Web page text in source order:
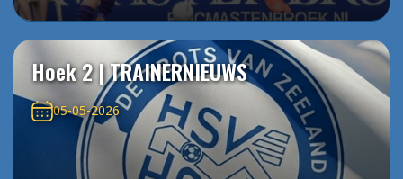
Hoek 2 | TRAINERNIEUWS
05-05-2026